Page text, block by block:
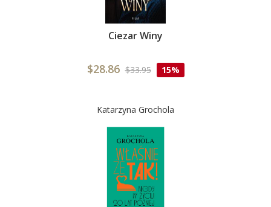
Ciezar Winy
$28.86 $33.95 15%
Katarzyna Grochola